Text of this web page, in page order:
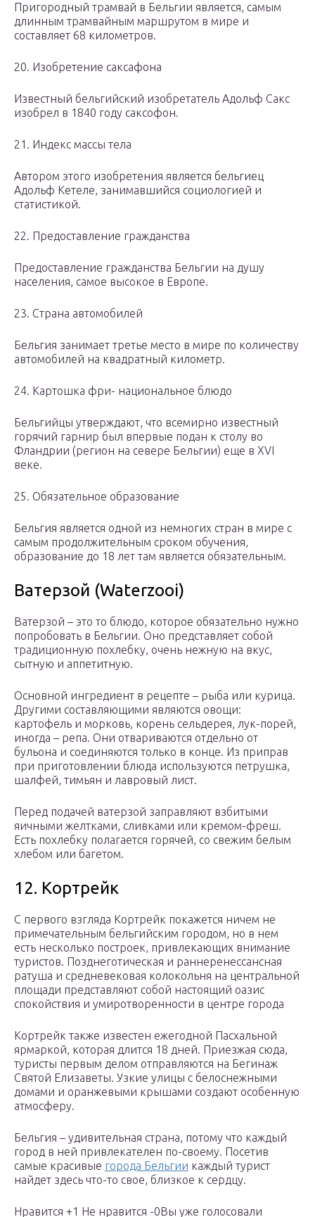
Пригородный трамвай в Бельгии является, самым
длинным трамвайным маршрутом в мире и
составляет 68 километров.
20. Изобретение саксафона
Известный бельгийский изобретатель Адольф Сакс
изобрел в 1840 году саксофон.
21. Индекс массы тела
Автором этого изобретения является бельгиец
Адольф Кетеле, занимавшийся социологией и
статистикой.
22. Предоставление гражданства
Предоставление гражданства Бельгии на душу
населения, самое высокое в Европе.
23. Страна автомобилей
Бельгия занимает третье место в мире по количеству
автомобилей на квадратный километр.
24. Картошка фри- национальное блюдо
Бельгийцы утверждают, что всемирно известный
горячий гарнир был впервые подан к столу во
Фландрии (регион на севере Бельгии) еще в XVI
веке.
25. Обязательное образование
Бельгия является одной из немногих стран в мире с
самым продолжительным сроком обучения,
образование до 18 лет там является обязательным.
Ватерзой (Waterzooi)
Ватерзой – это то блюдо, которое обязательно нужно
попробовать в Бельгии. Оно представляет собой
традиционную похлебку, очень нежную на вкус,
сытную и аппетитную.
Основной ингредиент в рецепте – рыба или курица.
Другими составляющими являются овощи:
картофель и морковь, корень сельдерея, лук-порей,
иногда – репа. Они отвариваются отдельно от
бульона и соединяются только в конце. Из приправ
при приготовлении блюда используются петрушка,
шалфей, тимьян и лавровый лист.
Перед подачей ватерзой заправляют взбитыми
яичными желтками, сливками или кремом-фреш.
Есть похлебку полагается горячей, со свежим белым
хлебом или багетом.
12. Кортрейк
С первого взгляда Кортрейк покажется ничем не
примечательным бельгийским городом, но в нем
есть несколько построек, привлекающих внимание
туристов. Позднеготическая и раннеренессансная
ратуша и средневековая колокольня на центральной
площади представляют собой настоящий оазис
спокойствия и умиротворенности в центре города
Кортрейк также известен ежегодной Пасхальной
ярмаркой, которая длится 18 дней. Приезжая сюда,
туристы первым делом отправляются на Бегинаж
Святой Елизаветы. Узкие улицы с белоснежными
домами и оранжевыми крышами создают особенную
атмосферу.
Бельгия – удивительная страна, потому что каждый
город в ней привлекателен по-своему. Посетив
самые красивые города Бельгии каждый турист
найдет здесь что-то свое, близкое к сердцу.
Нравится +1 Не нравится -0Вы уже голосовали